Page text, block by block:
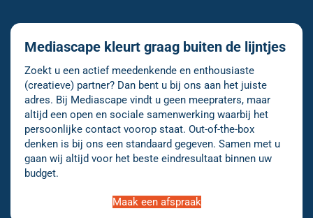
Mediascape kleurt graag buiten de lijntjes
Zoekt u een actief meedenkende en enthousiaste
(creatieve) partner? Dan bent u bij ons aan het juiste
adres. Bij Mediascape vindt u geen meepraters, maar
altijd een open en sociale samenwerking waarbij het
persoonlijke contact voorop staat. Out-of-the-box
denken is bij ons een standaard gegeven. Samen met u
gaan wij altijd voor het beste eindresultaat binnen uw
budget.
Maak een afspraak